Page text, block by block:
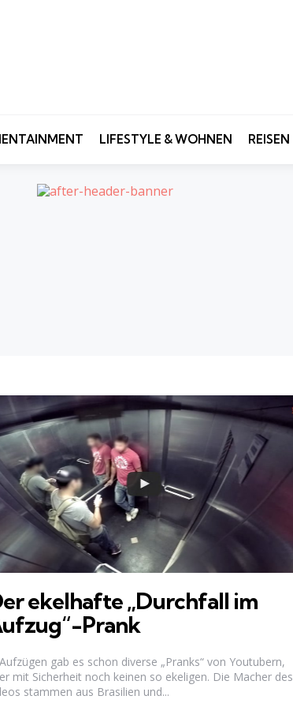
LIFESTYLE & WOHNEN REISEN
ekelhafte „Durchfall im
Prank
gab es schon diverse „Pranks“ von Youtubern,
mit Sicherheit noch keinen so ekeligen. Die Macher des
stammen aus Brasilien und...